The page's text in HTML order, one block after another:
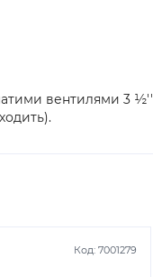
вентилями 3 ½''
Код: 7001279